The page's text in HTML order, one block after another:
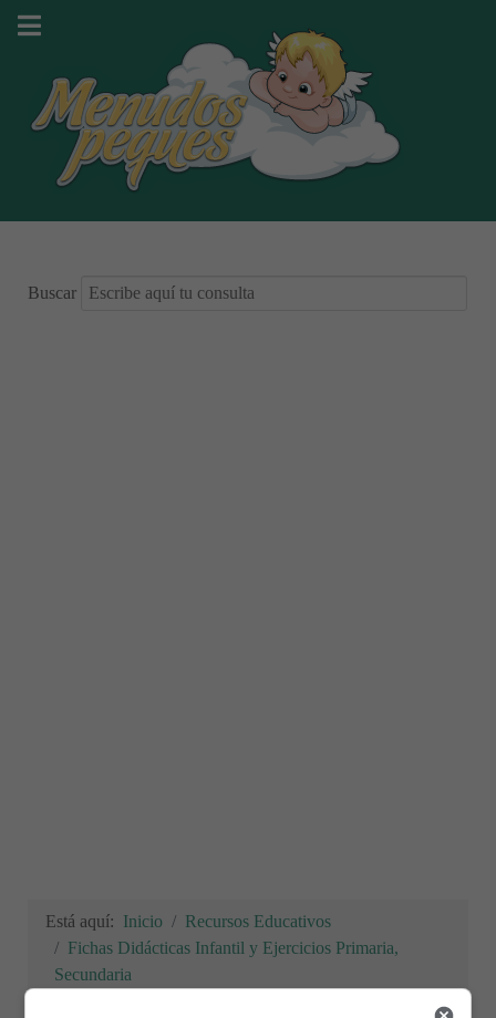
Buscar
Está aquí: Inicio
Recursos Educativos
Fichas Didácticas Infantil y Ejercicios Primaria,
Secundaria